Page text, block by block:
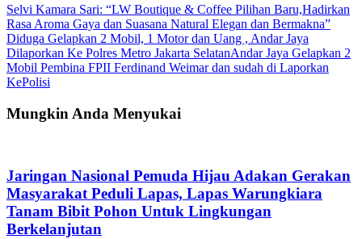
Navigasi
pos
Selvi Kamara Sari: “LW Boutique & Coffee Pilihan Baru,Hadirkan
Rasa Aroma Gaya dan Suasana Natural Elegan dan Bermakna”
Diduga Gelapkan 2 Mobil, 1 Motor dan Uang , Andar Jaya
Dilaporkan Ke Polres Metro Jakarta SelatanAndar Jaya Gelapkan 2
Mobil Pembina FPII Ferdinand Weimar dan sudah di Laporkan
KePolisi
Mungkin Anda Menyukai
Jaringan Nasional Pemuda Hijau Adakan Gerakan
Masyarakat Peduli Lapas, Lapas Warungkiara
Tanam Bibit Pohon Untuk Lingkungan
Berkelanjutan